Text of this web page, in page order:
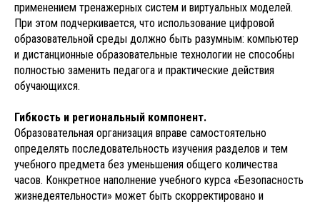
применением тренажерных систем и виртуальных моделей.
При этом подчеркивается, что использование цифровой
образовательной среды должно быть разумным: компьютер
и дистанционные образовательные технологии не способны
полностью заменить педагога и практические действия
обучающихся.
Гибкость и региональный компонент.
Образовательная организация вправе самостоятельно
определять последовательность изучения разделов и тем
учебного предмета без уменьшения общего количества
часов. Конкретное наполнение учебного курса «Безопасность
жизнедеятельности» может быть скорректировано и